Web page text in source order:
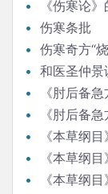
《伤寒论
伤寒条批
伤寒奇方“
和医圣仲景
《肘后备
《肘后备
《本草纲
《本草纲
《本草纲